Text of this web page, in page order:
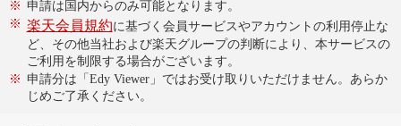
※ 申請は国内からのみ可能となります。
※ 楽天会員規約に基づく会員サービスやアカウントの利用停止な
ど、その他当社および楽天グループの判断により、本サービスの
ご利用を制限する場合がございます。
※ 申請分は「Edy Viewer」ではお受け取りいただけません。あらか
じめご了承ください。